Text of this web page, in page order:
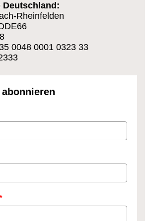
Deutschland:
Rheinfelden
0048 0001 0323 33
*